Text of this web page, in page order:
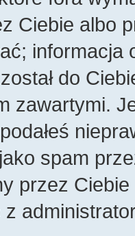
Ciebie albo
do
zawartymi.
spam
przez